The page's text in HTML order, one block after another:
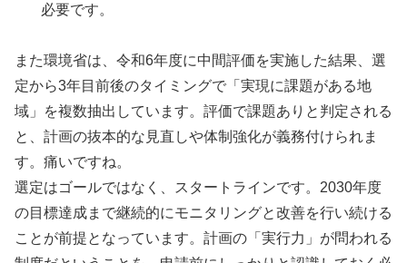
必要です。
また環境省は、令和6年度に中間評価を実施した結果、選
定から3年目前後のタイミングで「実現に課題がある地
域」を複数抽出しています。評価で課題ありと判定される
と、計画の抜本的な見直しや体制強化が義務付けられま
す。痛いですね。
選定はゴールではなく、スタートラインです。2030年度
の目標達成まで継続的にモニタリングと改善を行い続ける
ことが前提となっています。計画の「実行力」が問われる